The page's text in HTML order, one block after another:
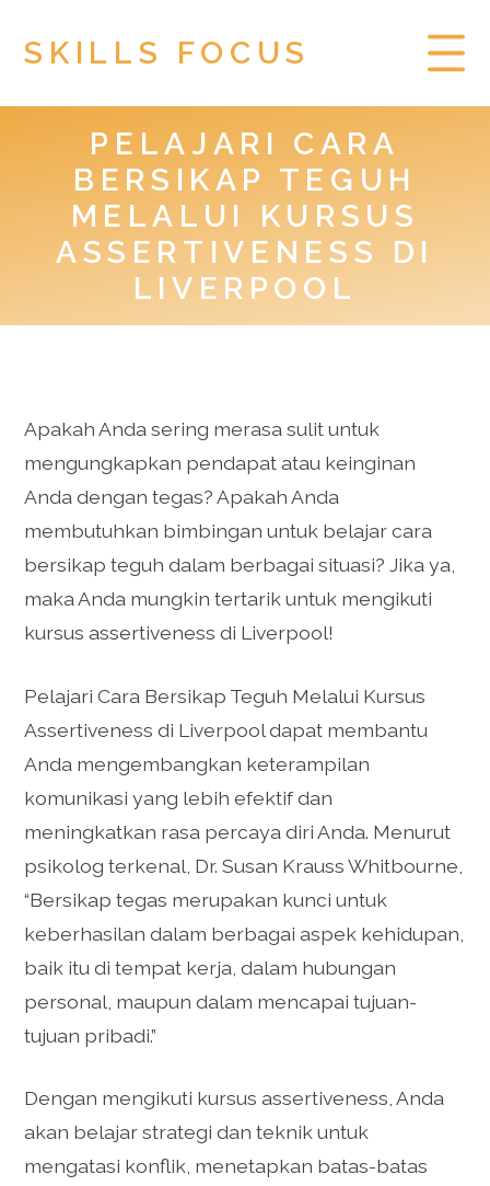
SKILLS FOCUS
PRIVACY POLICY
TOGEL HONGKONG
PELAJARI CARA
BERSIKAP TEGUH
MELALUI KURSUS
ASSERTIVENESS DI
LIVERPOOL
Apakah Anda sering merasa sulit untuk
mengungkapkan pendapat atau keinginan
Anda dengan tegas? Apakah Anda
membutuhkan bimbingan untuk belajar cara
bersikap teguh dalam berbagai situasi? Jika ya,
maka Anda mungkin tertarik untuk mengikuti
kursus assertiveness di Liverpool!
Pelajari Cara Bersikap Teguh Melalui Kursus
Assertiveness di Liverpool dapat membantu
Anda mengembangkan keterampilan
komunikasi yang lebih efektif dan
meningkatkan rasa percaya diri Anda. Menurut
psikolog terkenal, Dr. Susan Krauss Whitbourne,
“Bersikap tegas merupakan kunci untuk
keberhasilan dalam berbagai aspek kehidupan,
baik itu di tempat kerja, dalam hubungan
personal, maupun dalam mencapai tujuan-
tujuan pribadi.”
Dengan mengikuti kursus assertiveness, Anda
akan belajar strategi dan teknik untuk
mengatasi konflik, menetapkan batas-batas